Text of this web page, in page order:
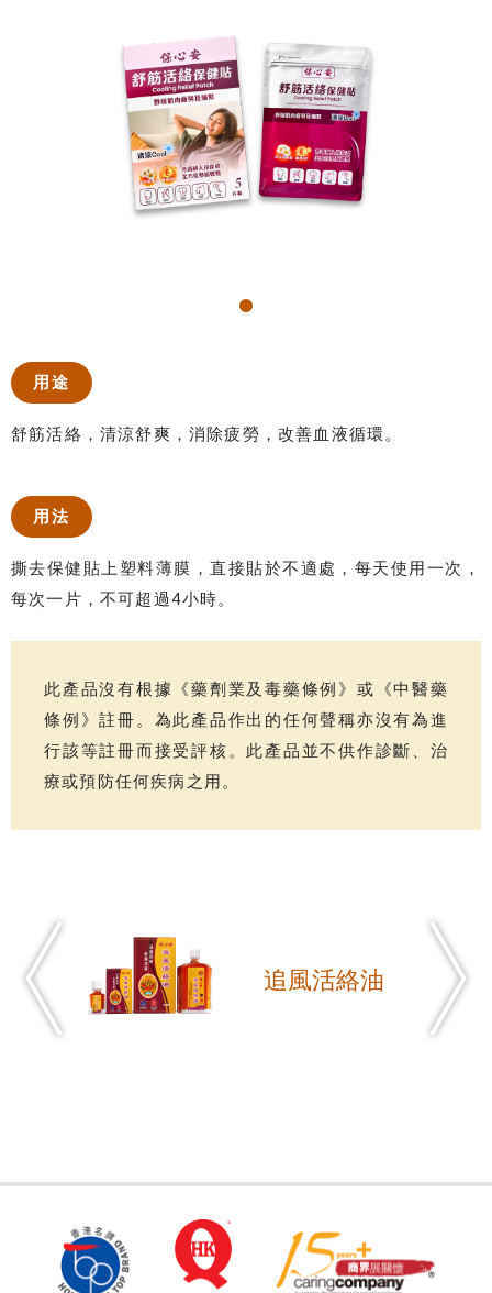
用途
舒筋活絡，清涼舒爽，消除疲勞，改善血液循環。
用法
撕去保健貼上塑料薄膜，直接貼於不適處，每天使用一次，
每次一片，不可超過4小時。
此產品沒有根據《藥劑業及毒藥條例》或《中醫藥
條例》註冊。為此產品作出的任何聲稱亦沒有為進
行該等註冊而接受評核。此產品並不供作診斷、治
療或預防任何疾病之用。
追風活絡油